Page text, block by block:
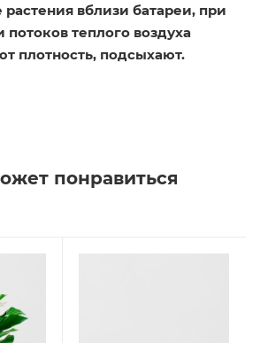
вблизи батареи, при
потоков теплого воздуха
плотность, подсыхают.
понравиться